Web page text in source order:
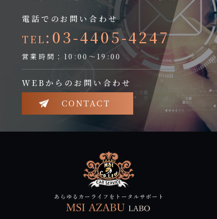
電話でのお問い合わせ
TEL :03-4405-4247
営業時間：10:00～19:00
WEBからのお問い合わせ
CONTACT